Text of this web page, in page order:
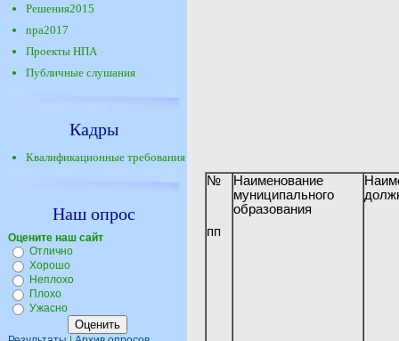
Решения2015
npa2017
Проекты НПА
Публичные слушания
Кадры
Квалификационные требования
Наш опрос
Оцените наш сайт
Отлично
Хорошо
Неплохо
Плохо
Ужасно
№
пп
Наименование
муниципального
образования